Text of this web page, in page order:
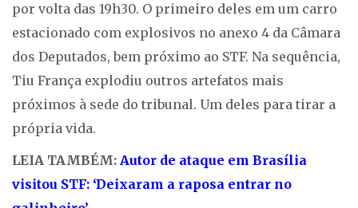
por volta das 19h30. O primeiro deles em um carro
estacionado com explosivos no anexo 4 da Câmara
dos Deputados, bem próximo ao STF. Na sequência,
Tiu França explodiu outros artefatos mais
próximos à sede do tribunal. Um deles para tirar a
própria vida.
LEIA TAMBÉM: Autor de ataque em Brasília
visitou STF: ‘Deixaram a raposa entrar no